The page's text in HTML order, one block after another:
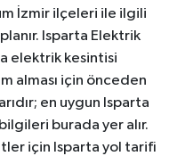
İzmir ilçeleri ile ilgili
Isparta Elektrik
elektrik kesintisi
alması için önceden
en uygun Isparta
burada yer alır.
için Isparta yol tarifi